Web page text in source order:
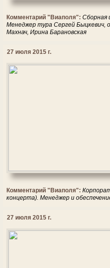
Комментарий "Виаполя": Сборная
Менеджер тура Сергей Быцкевич,
Махнач, Ирина Барановская
27 июля 2015 г.
Комментарий "Виаполя":
концерта). Менеджер и
27 июля 2015 г.